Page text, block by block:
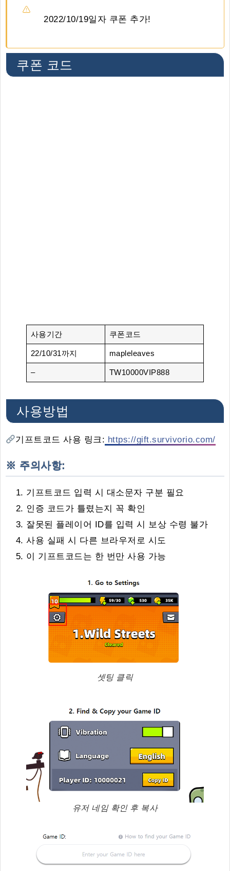
2022/10/19일자 쿠폰 추가!
쿠폰 코드
사용기간 쿠폰코드
22/10/31까지 mapleleaves
– TW10000VIP888
사용방법
기프트코드 사용 링크: https://gift.survivorio.com/
※ 주의사항:
기프트코드 입력 시 대소문자 구분 필요
인증 코드가 틀렸는지 꼭 확인
잘못된 플레이어 ID를 입력 시 보상 수령 불가
사용 실패 시 다른 브라우저로 시도
이 기프트코드는 한 번만 사용 가능
셋팅 클릭
유저 네임 확인 후 복사